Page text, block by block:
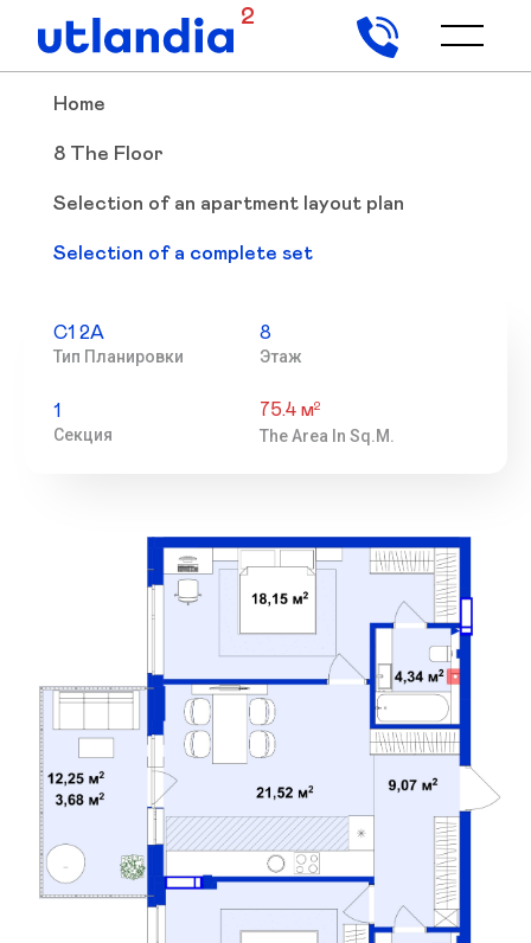
2
Home
8 The Floor
Selection of an apartment layout plan
Selection of a complete set
С1 2А
Тип Планировки
8
Этаж
1
Секция
75.4 м2
The Area In Sq.m.